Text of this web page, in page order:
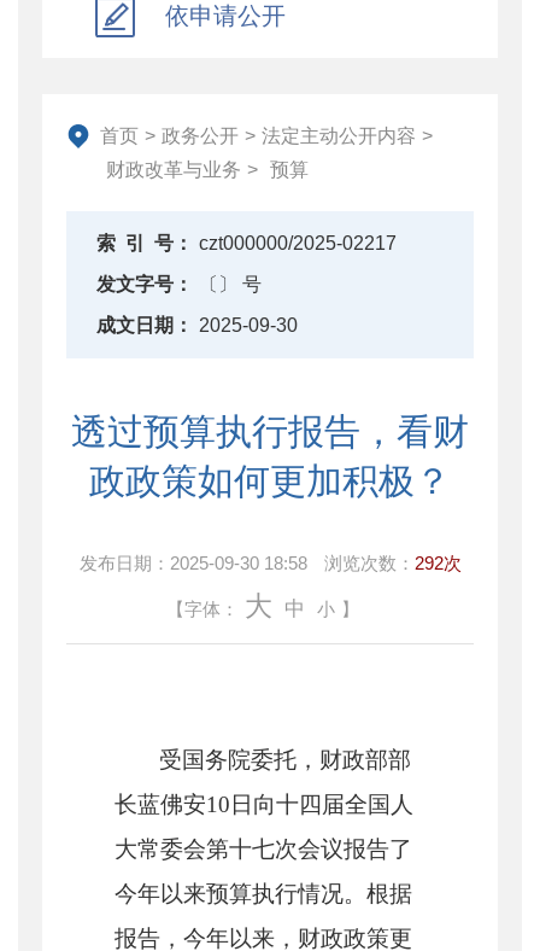
乡村振兴
资产监督管理
金融工作
财政内控监督
下载中心
重点领域信息公开
依申请公开
首页 > 政务公开 > 法定主动公开内容 >
财政改革与业务 > 预算
索 引 号：
czt000000/2025-02217
发文字号：
〔〕 号
成文日期：
2025-09-30
透过预算执行报告，看财
政政策如何更加积极？
发布日期： 2025-09-30 18:58 浏览次数： 292次
【字体： 大 中 小 】
受国务院委托，财政部部
长蓝佛安10 日向十四届全国人
大常委会第十七次会议报告了
今年以来预算执行情况。根据
报告，今年以来，财政政策更